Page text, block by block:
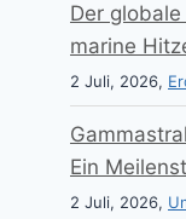
Der
marine
2 Juli, 2026,
Ein
2 Juli, 2026,